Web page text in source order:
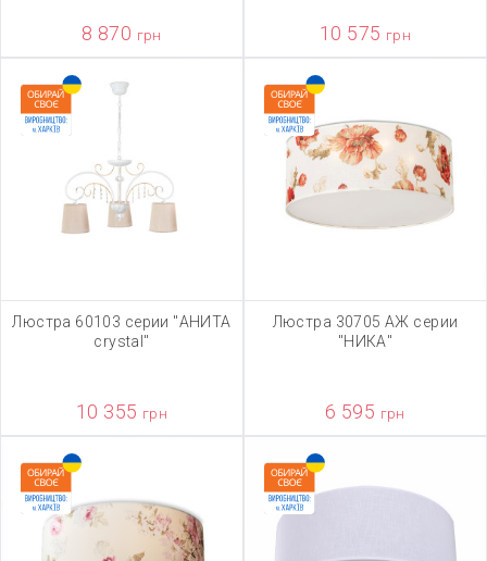
8 870 грн 10 575 грн
Люстра 60103 серии "АНИТА
crystal"
10 355 грн
Люстра 30705 АЖ серии
"НИКА"
6 595 грн